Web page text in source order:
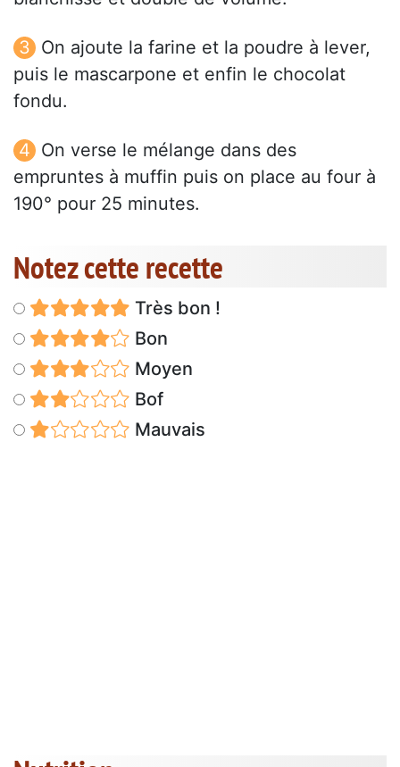
On ajoute la farine et la poudre à lever,
puis le mascarpone et enfin le chocolat
fondu.
On verse le mélange dans des
empruntes à muffin puis on place au four à
190° pour 25 minutes.
Notez cette recette
Très bon !
Bon
Moyen
Bof
Mauvais